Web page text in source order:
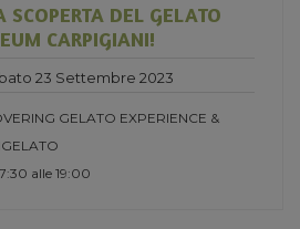
SCOPERTA DEL GELATO
CARPIGIANI!
23 Settembre 2023
GELATO EXPERIENCE &
alle 19:00